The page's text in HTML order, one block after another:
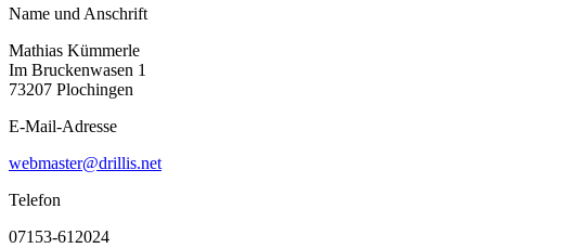
Name und Anschrift
Mathias Kümmerle
Im Bruckenwasen 1
73207 Plochingen
E-Mail-Adresse
webmaster@drillis.net
Telefon
07153-612024